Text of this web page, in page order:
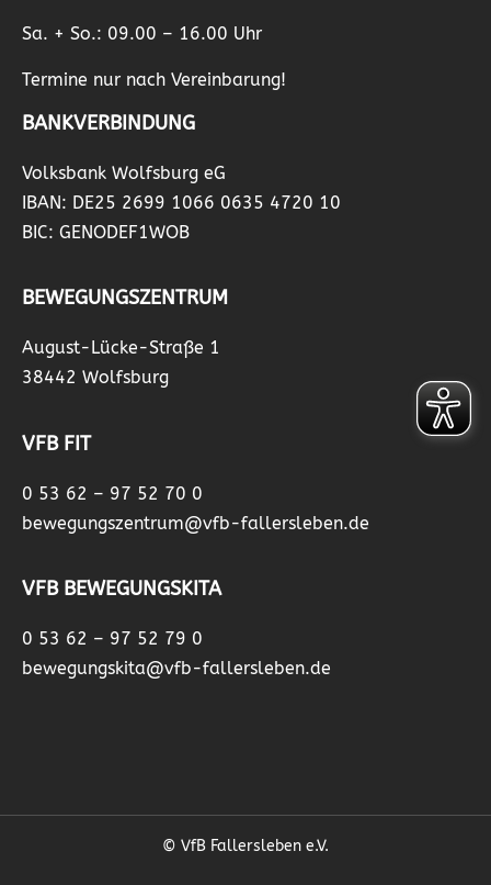
Sa. + So.: 09.00 – 16.00 Uhr
Termine nur nach Vereinbarung!
BANKVERBINDUNG
Volksbank Wolfsburg eG
IBAN: DE25 2699 1066 0635 4720 10
BIC: GENODEF1WOB
BEWEGUNGSZENTRUM
August-Lücke-Straße 1
38442 Wolfsburg
VFB FIT
0 53 62 – 97 52 70 0
bewegungszentrum@vfb-fallersleben.de
VFB BEWEGUNGSKITA
0 53 62 – 97 52 79 0
bewegungskita@vfb-fallersleben.de
© VfB Fallersleben e.V.